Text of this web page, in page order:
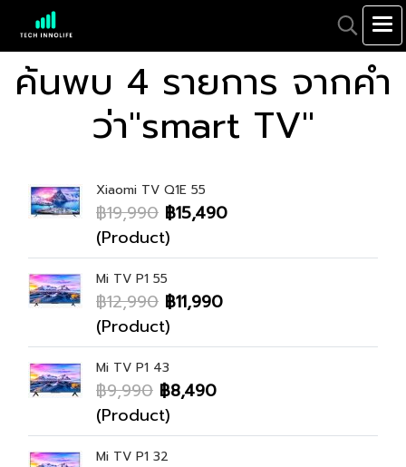
ค้นพบ 4 รายการ จากคำ
ว่า"smart TV"
Xiaomi TV Q1E 55
฿19,990 ฿15,490
(Product)
Mi TV P1 55
฿12,990 ฿11,990
(Product)
Mi TV P1 43
฿9,990 ฿8,490
(Product)
Mi TV P1 32